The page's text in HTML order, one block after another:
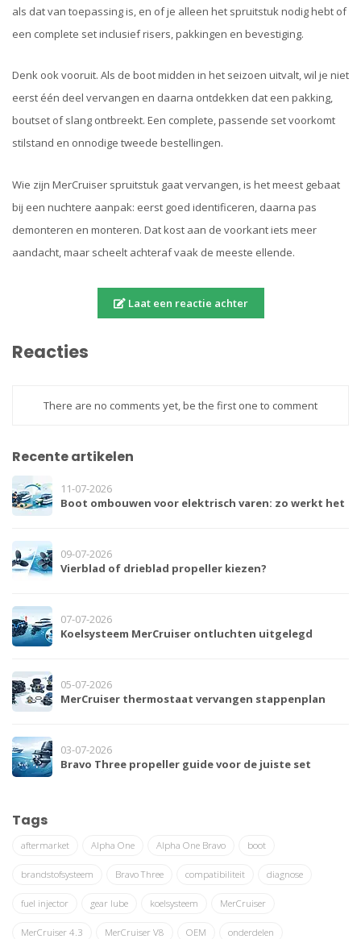
als dat van toepassing is, en of je alleen het spruitstuk nodig hebt of
een complete set inclusief risers, pakkingen en bevestiging.
Denk ook vooruit. Als de boot midden in het seizoen uitvalt, wil je niet
eerst één deel vervangen en daarna ontdekken dat een pakking,
boutset of slang ontbreekt. Een complete, passende set voorkomt
stilstand en onnodige tweede bestellingen.
Wie zijn MerCruiser spruitstuk gaat vervangen, is het meest gebaat
bij een nuchtere aanpak: eerst goed identificeren, daarna pas
demonteren en monteren. Dat kost aan de voorkant iets meer
aandacht, maar scheelt achteraf vaak de meeste ellende.
Laat een reactie achter
Reacties
There are no comments yet, be the first one to comment
Recente artikelen
11-07-2026
Boot ombouwen voor elektrisch varen: zo werkt het
09-07-2026
Vierblad of drieblad propeller kiezen?
07-07-2026
Koelsysteem MerCruiser ontluchten uitgelegd
05-07-2026
MerCruiser thermostaat vervangen stappenplan
03-07-2026
Bravo Three propeller guide voor de juiste set
Tags
aftermarket Alpha One Alpha One Bravo boot
brandstofsysteem Bravo Three compatibiliteit diagnose
fuel injector gear lube koelsysteem MerCruiser
MerCruiser 4.3 MerCruiser V8 OEM onderdelen